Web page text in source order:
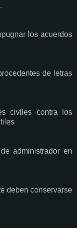
los acuerdos
de letras
civiles contra los
administrador en
deben conservarse